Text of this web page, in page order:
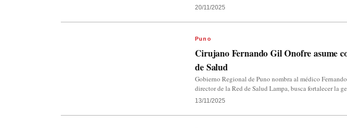
20/11/2025
Puno
Cirujano Fernando Gil Onofre asume
de Salud
Gobierno Regional de Puno nombra al médico
director de la Red de Salud Lampa, busca fortalecer la
13/11/2025